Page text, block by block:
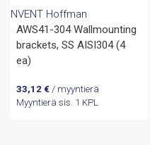
NVENT Hoffman
AWS41-304 Wallmounting
brackets, SS AISI304 (4
ea)
33,12 €/ myyntierä
Myyntierä sis. 1 KPL